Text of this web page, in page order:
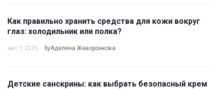
Как правильно хранить средства для кожи вокруг
глаз: холодильник или полка?
авг, 1 2026 byАделина Жаворонкова
Детские санскрины: как выбрать безопасный крем